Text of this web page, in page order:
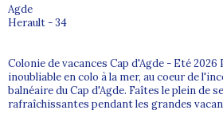
Pour aller plus loin
Quelle colonie de vacances choisir ?
Comment se passe une colonie de
Agde
Herault - 34
Colonie de vacances Cap d'Agde - Eté
inoubliable en colo à la mer, au coeur de
balnéaire du Cap d'Agde. Faîtes le plein de
rafraîchissantes pendant les grandes